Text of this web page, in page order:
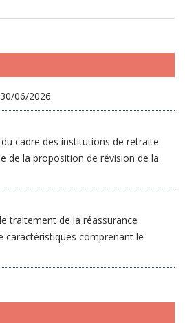
06/2026
cadre des institutions de retraite
de la proposition de révision de la
traitement de la réassurance
caractéristiques comprenant le